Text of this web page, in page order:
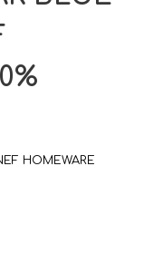
HOMEWARE